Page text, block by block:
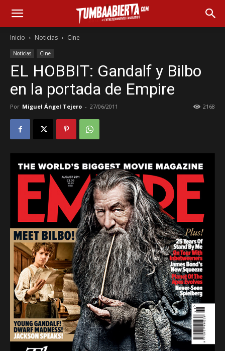
Inicio Noticias Cine
Noticias Cine
EL HOBBIT: Gandalf y Bilbo
en la portada de Empire
Por Miguel Ángel Tejero - 27/06/2011 2168